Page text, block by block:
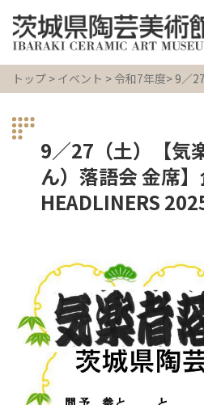
トップ > イベント > 令和7年度> 9／
9／27（土）【気
ん）落語会 金席
HEADLINERS